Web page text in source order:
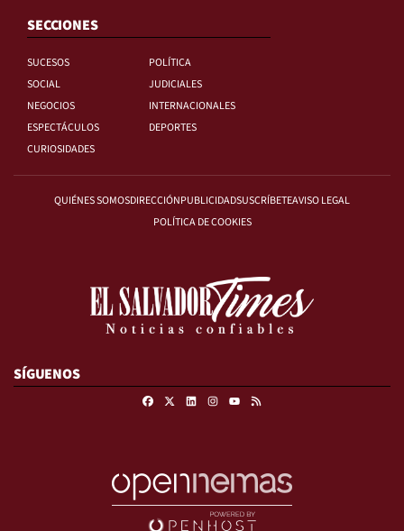
SECCIONES
SUCESOS
POLÍTICA
SOCIAL
JUDICIALES
NEGOCIOS
INTERNACIONALES
ESPECTÁCULOS
DEPORTES
CURIOSIDADES
QUIÉNES SOMOSDIRECCIÓNPUBLICIDADSUSCRÍBETEAVISO LEGAL
POLÍTICA DE COOKIES
SÍGUENOS
FacebookLinkedinInstagram